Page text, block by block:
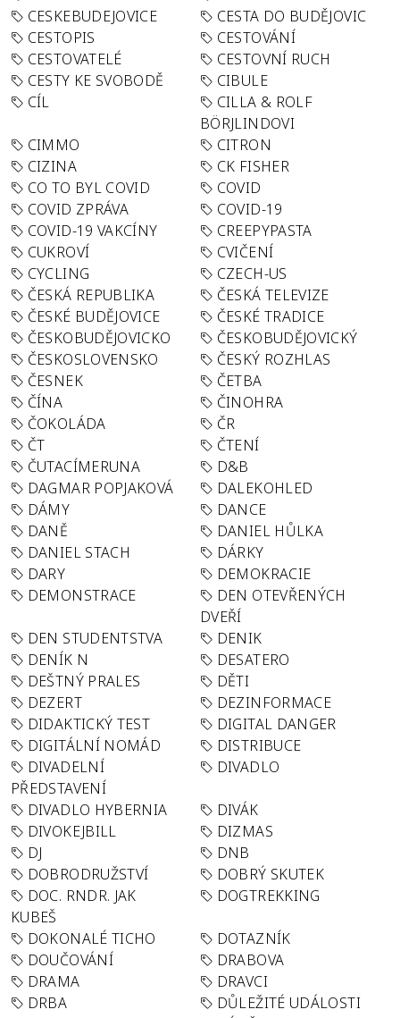
CESKEBUDEJOVICE
CESTA DO BUDĚJOVIC
CESTOPIS
CESTOVÁNÍ
CESTOVATELÉ
CESTOVNÍ RUCH
CESTY KE SVOBODĚ
CIBULE
CÍL
CILLA & ROLF
BÖRJLINDOVI
CIMMO
CITRON
CIZINA
CK FISHER
CO TO BYL COVID
COVID
COVID ZPRÁVA
COVID-19
COVID-19 VAKCÍNY
CREEPYPASTA
CUKROVÍ
CVIČENÍ
CYCLING
CZECH-US
ČESKÁ REPUBLIKA
ČESKÁ TELEVIZE
ČESKÉ BUDĚJOVICE
ČESKÉ TRADICE
ČESKOBUDĚJOVICKO
ČESKOBUDĚJOVICKÝ
ČESKOSLOVENSKO
ČESKÝ ROZHLAS
ČESNEK
ČETBA
ČÍNA
ČINOHRA
ČOKOLÁDA
ČR
ČT
ČTENÍ
ČUTACÍMERUNA
D&B
DAGMAR POPJAKOVÁ
DALEKOHLED
DÁMY
DANCE
DANĚ
DANIEL HŮLKA
DANIEL STACH
DÁRKY
DARY
DEMOKRACIE
DEMONSTRACE
DEN OTEVŘENÝCH
DVEŘÍ
DEN STUDENTSTVA
DENIK
DENÍK N
DESATERO
DEŠTNÝ PRALES
DĚTI
DEZERT
DEZINFORMACE
DIDAKTICKÝ TEST
DIGITAL DANGER
DIGITÁLNÍ NOMÁD
DISTRIBUCE
DIVADELNÍ
PŘEDSTAVENÍ
DIVADLO
DIVADLO HYBERNIA
DIVÁK
DIVOKEJBILL
DIZMAS
DJ
DNB
DOBRODRUŽSTVÍ
DOBRÝ SKUTEK
DOC. RNDR. JAK
KUBEŠ
DOGTREKKING
DOKONALÉ TICHO
DOTAZNÍK
DOUČOVÁNÍ
DRABOVA
DRAMA
DRAVCI
DRBA
DŮLEŽITÉ UDÁLOSTI